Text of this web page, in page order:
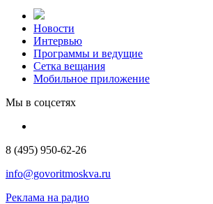
Новости
Интервью
Программы и ведущие
Сетка вещания
Мобильное приложение
Мы в соцсетях
8 (495) 950-62-26
info@govoritmoskva.ru
Реклама на радио